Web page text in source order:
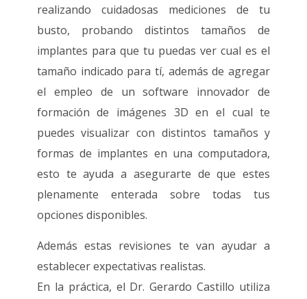
realizando cuidadosas mediciones de tu
busto, probando distintos tamaños de
implantes para que tu puedas ver cual es el
tamaño indicado para tí, además de agregar
el empleo de un software innovador de
formación de imágenes 3D en el cual te
puedes visualizar con distintos tamaños y
formas de implantes en una computadora,
esto te ayuda a asegurarte de que estes
plenamente enterada sobre todas tus
opciones disponibles.
Además estas revisiones te van ayudar a
establecer expectativas realistas.
En la práctica, el Dr. Gerardo Castillo utiliza